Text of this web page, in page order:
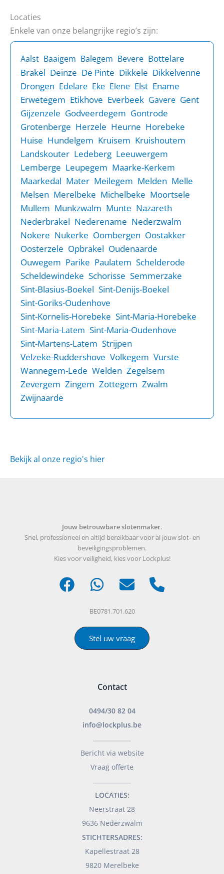
Locaties
Enkele van onze belangrijke regio’s zijn:
Aalst Baaigem Balegem Bevere Bottelare
Brakel Deinze De Pinte Dikkele Dikkelvenne
Drongen Edelare Eke Elene Elst Ename
Erwetegem Etikhove Everbeek Gavere Gent
Gijzenzele Godveerdegem Gontrode
Grotenberge Herzele Heurne Horebeke
Huise Hundelgem Kruisem Kruishoutem
Landskouter Ledeberg Leeuwergem
Lemberge Leupegem Maarke-Kerkem
Maarkedal Mater Meilegem Melden Melle
Melsen Merelbeke Michelbeke Moortsele
Mullem Munkzwalm Munte Nazareth
Nederbrakel Nederename Nederzwalm
Nokere Nukerke Oombergen Oostakker
Oosterzele Opbrakel Oudenaarde
Ouwegem Parike Paulatem Schelderode
Scheldewindeke Schorisse Semmerzake
Sint-Blasius-Boekel Sint-Denijs-Boekel
Sint-Goriks-Oudenhove
Sint-Kornelis-Horebeke Sint-Maria-Horebeke
Sint-Maria-Latem Sint-Maria-Oudenhove
Sint-Martens-Latem Strijpen
Velzeke-Ruddershove Volkegem Vurste
Wannegem-Lede Welden Zegelsem
Zevergem Zingem Zottegem Zwalm
Zwijnaarde
Bekijk al onze regio's hier
Jouw betrouwbare slotenmaker.
Snel, professioneel en altijd bereikbaar voor al jouw slot- en
beveiligingsproblemen.
Kies voor veiligheid, kies voor Lockplus!
BE0781.701.620
Stel uw vraag
Contact
0494/30 82 04
info@lockplus.be
Bericht via website
Vraag offerte
LOCATIES:
Neerstraat 28
9636 Nederzwalm
STICHTERSADRES:
Kapellestraat 28
9820 Merelbeke